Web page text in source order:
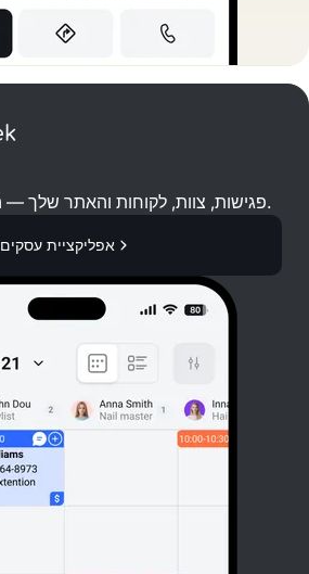
פגישות, צוות, לקוחות והאתר שלך — הכל באפליקציה אחת.
אפליקציית עסקים